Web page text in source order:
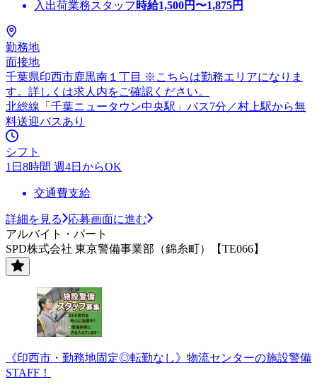
入出荷業務スタッフ 時給1,500円〜1,875円
勤務地
面接地
千葉県印西市鹿黒南１丁目 ※こちらは勤務エリアになりま
す。詳しくは求人内をご確認ください。
北総線「千葉ニュータウン中央駅」バス7分／村上駅から無
料送迎バスあり
シフト
1日8時間 週4日からOK
交通費支給
詳細を見る
応募画面に進む
アルバイト・パート
SPD株式会社 東京警備事業部（錦糸町）【TE066】
《印西市・勤務地固定◎転勤なし》物流センターの施設警備
STAFF！